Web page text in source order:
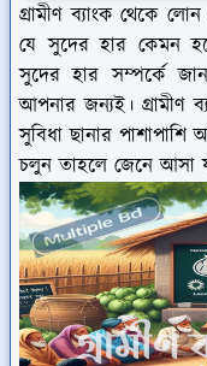
গ্রামীণ ব্যাংক থেকে
যে সুদের হার কেমন
সুদের হার সম্পর্কে
আপনার জন্যই। গ্রামীণ
সুবিধা ছানার
চলুন তাহলে জেনে আসা